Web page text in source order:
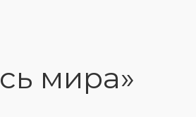
мира»